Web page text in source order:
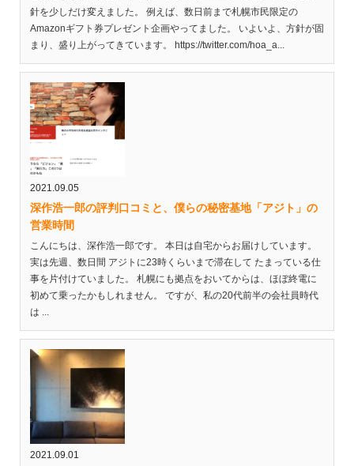
針を少しだけ変えました。 例えば、数日前まで札幌市民限定の
Amazonギフト券プレゼント企画やってました。 いよいよ、方針が固
まり、盛り上がってきています。 https://twitter.com/hoa_a...
2021.09.05
深作浩一郎の評判口コミと、僕らの秘密基地「アジト」の
営業時間
こんにちは、深作浩一郎です。 本日は自宅からお届けしています。
実は先週、数日間 アジトに23時くらいまで滞在して たまっている仕
事を片付けていました。 札幌にも拠点をおいてからは、ほぼ終電に
初めて乗ったかもしれません。 ですが、私の20代前半の会社員時代
は ...
2021.09.01